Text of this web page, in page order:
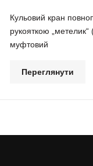
Кульовий кран
рукояткою „метелик“
муфтовий
Переглянути